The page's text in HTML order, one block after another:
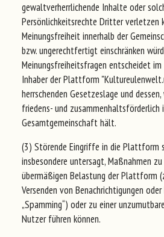
gewaltverherrlichende Inhalte oder
Persönlichkeitsrechte Dritter verletzen
Meinungsfreiheit innerhalb der
bzw. ungerechtfertigt einschränken
Meinungsfreiheitsfragen entscheidet
Inhaber der Plattform
herrschenden Gesetzeslage und
friedens- und zusammenhaltsförderlich
Gesamtgemeinschaft hält.
(3) Störende Eingriffe in die Plattform
insbesondere untersagt, Maßnahmen
übermäßigen Belastung der Plattform
Versenden von Benachrichtigungen
„Spamming“) oder zu einer
Nutzer führen können.